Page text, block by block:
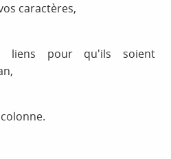
caractères,
liens pour qu'ils soient